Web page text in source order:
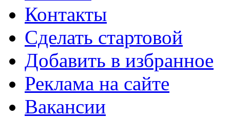
Контакты
Сделать стартовой
Добавить в избранное
Реклама на сайте
Вакансии